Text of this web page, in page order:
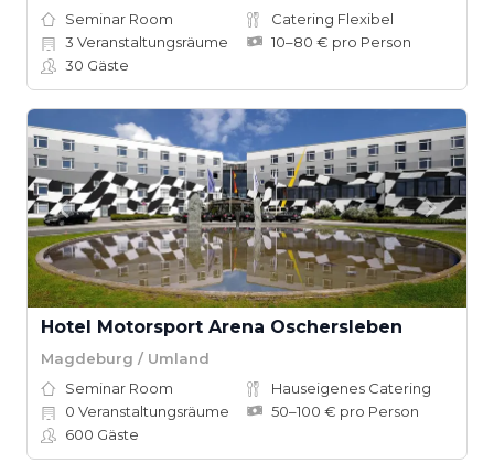
Seminar Room
Catering Flexibel
3 Veranstaltungsräume
10–80 € pro Person
30 Gäste
Hotel Motorsport Arena Oschersleben
Magdeburg / Umland
Seminar Room
Hauseigenes Catering
0 Veranstaltungsräume
50–100 € pro Person
600 Gäste